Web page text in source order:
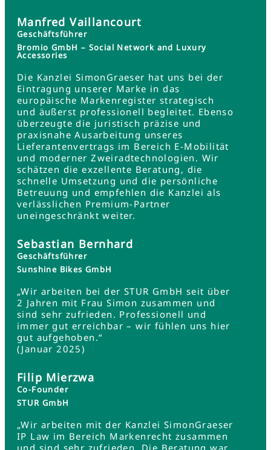
Manfred Vaillancourt
Geschäftsführer
Bromio GmbH – Social Network and Luxury
Accessories
Die Kanzlei SimonGraeser hat uns bei der
Eintragung unserer Marke in das
europäische Markenregister strategisch
und äußerst professionell begleitet. Ebenso
überzeugte die juristisch präzise und
praxisnahe Ausarbeitung unseres
Lieferantenvertrags im Bereich E-Mobilität
und moderner Zweiradtechnologien. Wir
schätzen die exzellente Beratung, die
schnelle Umsetzung und die persönliche
Betreuung und empfehlen die Kanzlei als
verlässlichen Premium-Partner
uneingeschränkt weiter.
Sebastian Bernhard
Geschäftsführer
Sunshine Bikes GmbH
„Wir arbeiten bei der STUR GmbH seit über
2 Jahren mit Frau Simon zusammen und
sind sehr zufrieden. Professionell und
immer gut erreichbar – wir fühlen uns hier
gut aufgehoben.“
(Januar 2025)
Filip Mierzwa
Co-Founder
STUR GmbH
„Wir arbeiten mit der Kanzlei SimonGraeser
IP Law im Bereich Markenrecht zusammen
und sind sehr zufrieden. Die Beratung war